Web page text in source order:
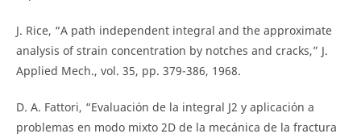
J. Rice, “A path independent integral and the approximate
analysis of strain concentration by notches and cracks,” J.
Applied Mech., vol. 35, pp. 379-386, 1968.
D. A. Fattori, “Evaluación de la integral J2 y aplicación a
problemas en modo mixto 2D de la mecánica de la fractura